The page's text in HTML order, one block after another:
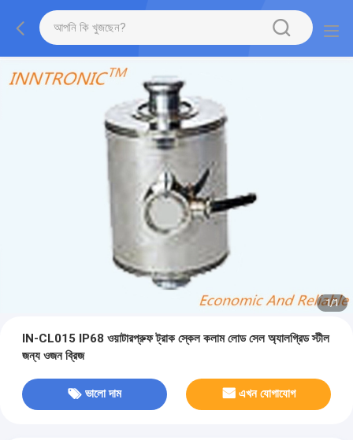
1/1
IN-CL015 IP68 ওয়াটারপ্রুফ ট্রাক স্কেল কলাম লোড সেল অ্যালগ্রিড স্টীল
জন্য ওজন ব্রিজ
ভালো দাম এখন যোগাযোগ